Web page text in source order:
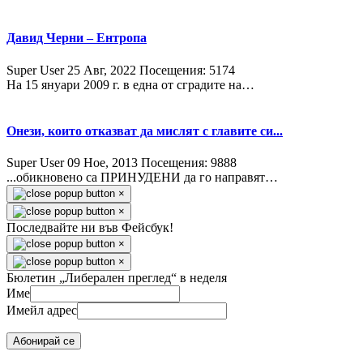
Давид Черни – Ентропа
Super User 25 Авг, 2022 Посещения: 5174
На 15 януари 2009 г. в една от сградите на…
Онези, които отказват да мислят с главите си...
Super User 09 Ное, 2013 Посещения: 9888
...обикновено са ПРИНУДЕНИ да го направят…
×
×
Последвайте ни във Фейсбук!
×
×
Бюлетин „Либерален преглед“ в неделя
Име
Имейл адрес
Абонирай се